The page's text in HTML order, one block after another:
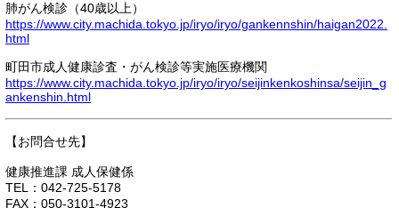
肺がん検診（40歳以上）
https://www.city.machida.tokyo.jp/iryo/iryo/gankennshin/haigan2022.
html
町田市成人健康診査・がん検診等実施医療機関
https://www.city.machida.tokyo.jp/iryo/iryo/seijinkenkoshinsa/seijin_g
ankenshin.html
【お問合せ先】
健康推進課 成人保健係
TEL：042-725-5178
FAX：050-3101-4923